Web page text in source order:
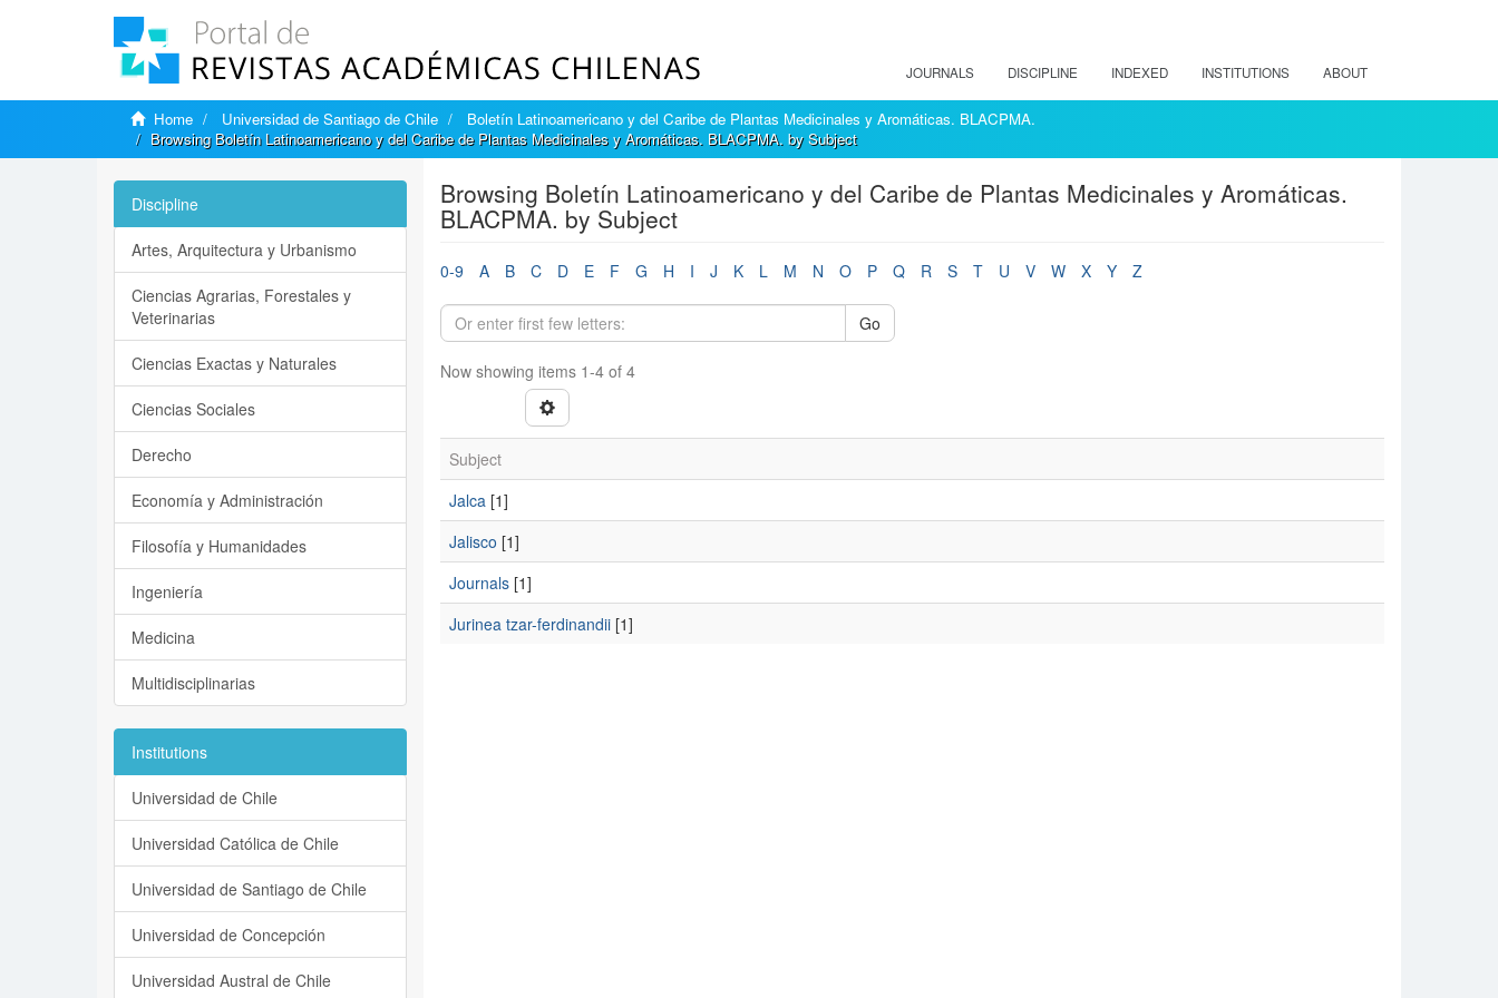
JOURNALS DISCIPLINE INDEXED INSTITUTIONS ABOUT
Home Universidad de Santiago de Chile
Boletín Latinoamericano y del Caribe de Plantas Medicinales y Aromáticas. BLACPMA.
Browsing Boletín Latinoamericano y del Caribe de Plantas Medicinales y Aromáticas. BLACPMA. by Subject
Browsing Boletín Latinoamericano y del Caribe de Plantas Medicinales y Aromáticas.
BLACPMA. by Subject
0-9 A B C D E F G H I J K L M N O P Q R S T U V W X Y Z
Go
Now showing items 1-4 of 4
Subject
Jalca[1]
Jalisco [1]
Journals[1]
Jurinea tzar-ferdinandii[1]
Discipline
Artes, Arquitectura y Urbanismo
Ciencias Agrarias, Forestales y
Veterinarias
Ciencias Exactas y Naturales
Ciencias Sociales
Derecho
Economía y Administración
Filosofía y Humanidades
Ingeniería
Medicina
Multidisciplinarias
Institutions
Universidad de Chile
Universidad Católica de Chile
Universidad de Santiago de Chile
Universidad de Concepción
Universidad Austral de Chile